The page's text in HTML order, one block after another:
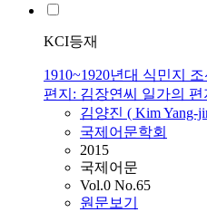
KCI등재
1910~1920년대 식민지
편지: 김장연씨 일가의
김양진 ( KimYang-
국제어문학회
2015
국제어문
Vol.0 No.65
원문보기